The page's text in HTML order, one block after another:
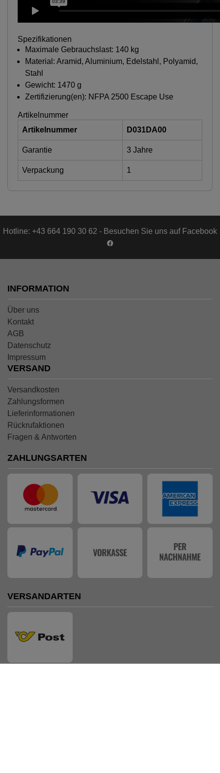
Spezifikationen
Maximale Gebrauchslast: 140 kg
Material: Aramid, Aluminium, Edelstahl, Polyamid,
Stahl
Gewicht: 1470 g
Zertifizierung(en): NFPA 2500 Escape Use
Artikelnummer
Artikelnummer
D031DA00
Garantie 3 Jahre
Verpackung 1
Hotline: +43 664 190 30 62 - Besuchen Sie uns auf Facebook
INFORMATION
Über uns
Kontakt
AGB
Datenschutz
Impressum
VERSAND
Versandkosten
Zahlungsformen
Lieferinformationen
Rückrufaktionen
Fragen & Antworten
ZAHLUNGSARTEN
VERSANDARTEN